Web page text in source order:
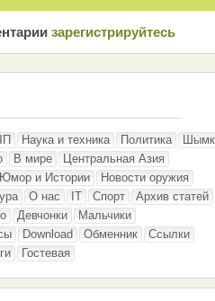
зарeгиcтрирyйтeсь
Наука и техника Политика
В мире
Центральная Азия
Юмор и Истории
Новости оружия
О нас IT Спорт
Архив статей
Девчонки
Мальчики
Download Обменник
Ссылки
Гостевая